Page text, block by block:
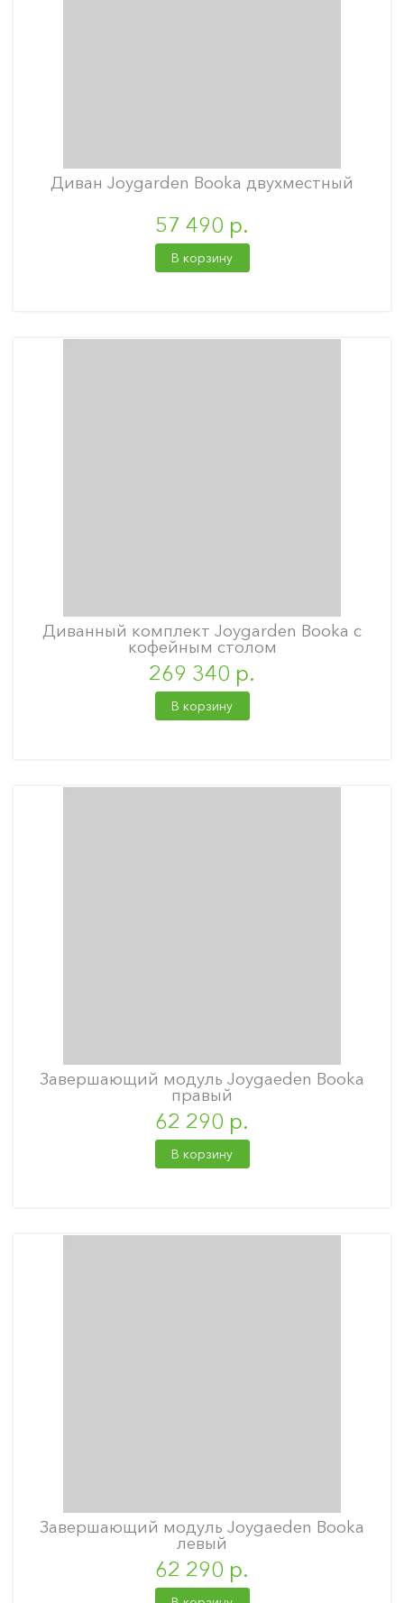
Диван Joygarden Booka двухместный
57 490 р.
В корзину
Диванный комплект Joygarden Booka с
кофейным столом
269 340 р.
В корзину
Завершающий модуль Joygaeden Booka
правый
62 290 р.
В корзину
Завершающий модуль Joygaeden Booka
левый
62 290 р.